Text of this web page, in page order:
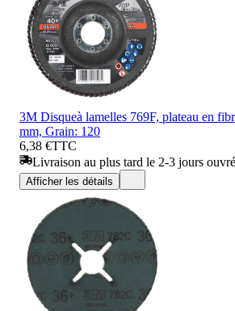
3M Disqueà lamelles 769F, plateau en
mm, Grain: 120
6,38 €TTC
Livraison au plus tard le 2-3 jours
Afficher les détails